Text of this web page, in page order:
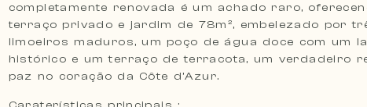
completamente renovada é um achado raro,
terraço privado e jardim de 78m², embelezado por
limoeiros maduros, um poço de água doce com um
histórico e um terraço de terracota, um verdadeiro
paz no coração da Côte d’Azur.